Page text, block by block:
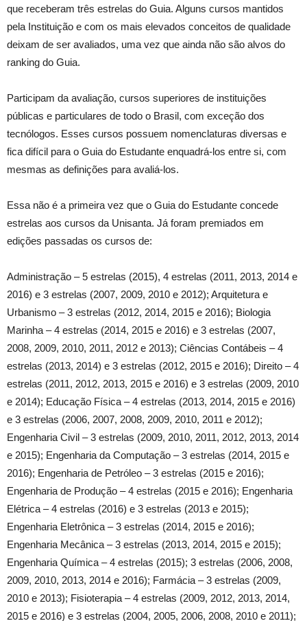
que receberam três estrelas do Guia. Alguns cursos mantidos
pela Instituição e com os mais elevados conceitos de qualidade
deixam de ser avaliados, uma vez que ainda não são alvos do
ranking do Guia.
Participam da avaliação, cursos superiores de instituições
públicas e particulares de todo o Brasil, com exceção dos
tecnólogos. Esses cursos possuem nomenclaturas diversas e
fica difícil para o Guia do Estudante enquadrá-los entre si, com
mesmas as definições para avaliá-los.
Essa não é a primeira vez que o Guia do Estudante concede
estrelas aos cursos da Unisanta. Já foram premiados em
edições passadas os cursos de:
Administração – 5 estrelas (2015), 4 estrelas (2011, 2013, 2014 e
2016) e 3 estrelas (2007, 2009, 2010 e 2012); Arquitetura e
Urbanismo – 3 estrelas (2012, 2014, 2015 e 2016); Biologia
Marinha – 4 estrelas (2014, 2015 e 2016) e 3 estrelas (2007,
2008, 2009, 2010, 2011, 2012 e 2013); Ciências Contábeis – 4
estrelas (2013, 2014) e 3 estrelas (2012, 2015 e 2016); Direito – 4
estrelas (2011, 2012, 2013, 2015 e 2016) e 3 estrelas (2009, 2010
e 2014); Educação Física – 4 estrelas (2013, 2014, 2015 e 2016)
e 3 estrelas (2006, 2007, 2008, 2009, 2010, 2011 e 2012);
Engenharia Civil – 3 estrelas (2009, 2010, 2011, 2012, 2013, 2014
e 2015); Engenharia da Computação – 3 estrelas (2014, 2015 e
2016); Engenharia de Petróleo – 3 estrelas (2015 e 2016);
Engenharia de Produção – 4 estrelas (2015 e 2016); Engenharia
Elétrica – 4 estrelas (2016) e 3 estrelas (2013 e 2015);
Engenharia Eletrônica – 3 estrelas (2014, 2015 e 2016);
Engenharia Mecânica – 3 estrelas (2013, 2014, 2015 e 2015);
Engenharia Química – 4 estrelas (2015); 3 estrelas (2006, 2008,
2009, 2010, 2013, 2014 e 2016); Farmácia – 3 estrelas (2009,
2010 e 2013); Fisioterapia – 4 estrelas (2009, 2012, 2013, 2014,
2015 e 2016) e 3 estrelas (2004, 2005, 2006, 2008, 2010 e 2011);